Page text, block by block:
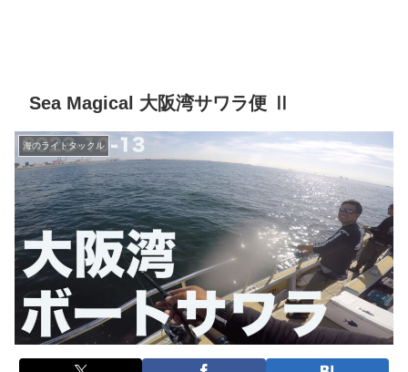
Sea Magical 大阪湾サワラ便 Ⅱ
海のライトタックル